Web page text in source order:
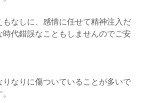
なしに、感情に任せて精神注入だ
時代錯誤なこともしませんのでご安
なりに傷ついていることが多いで